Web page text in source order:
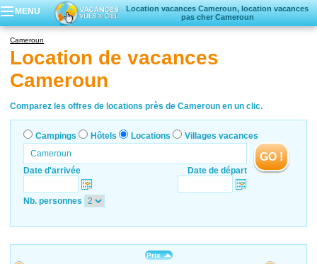
MENU
Location vacances Cameroun, location vacances
pas cher Cameroun
Locations vacances
Cameroun
Location de vacances
Cameroun
Comparez les offres de locations près de Cameroun en un clic.
Campings Hôtels Locations Villages vacances
Date d'arrivée Date de départ
GO !
Nb. personnes
Prix